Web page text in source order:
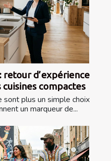
retour d’expérience
compactes
sont plus un simple choix
un marqueur de...